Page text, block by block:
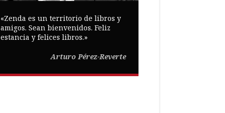
«Zenda es un territorio de libros y
amigos. Sean bienvenidos. Feliz
estancia y felices libros.»
Arturo Pérez-Reverte